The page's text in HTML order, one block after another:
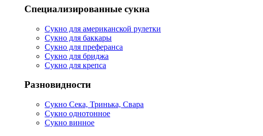
Специализированные сукна
Сукно для американской рулетки
Сукно для баккары
Сукно для преферанса
Сукно для бриджа
Сукно для крепса
Разновидности
Сукно Сека, Тринька, Свара
Сукно однотонное
Сукно винное